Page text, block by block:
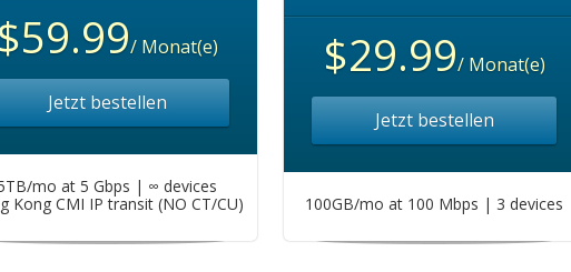
$59.99/ Monat(e)
Jetzt bestellen
mo at 5 Gbps | ∞ devices
Kong CMI IP transit (NO CT/CU)
$29.99/ Monat(e)
Jetzt bestellen
100GB/mo at 100 Mbps | 3 devices